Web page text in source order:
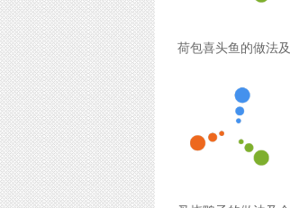
荷包喜头鱼的做法及